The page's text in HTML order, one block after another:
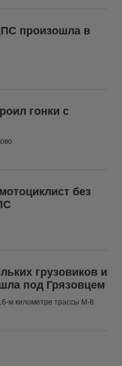
произошла в
гонки с
без
грузовиков и
под Грязовцем
м километре трассы М-8